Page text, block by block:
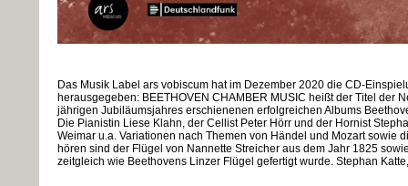
Das Musik Label ars vobiscum hat im Dezember 2020 die CD-
herausgegeben: BEETHOVEN CHAMBER MUSIC heißt der Titel der
jährigen Jubiläumsjahres erschienenen erfolgreichen Albums
Die Pianistin Liese Klahn, der Cellist Peter Hörr und der Hornist
Weimar u.a. Variationen nach Themen von Händel und Mozart sowie
hören sind der Flügel von Nannette Streicher aus dem Jahr 1825
zeitgleich wie Beethovens Linzer Flügel gefertigt wurde. Stephan